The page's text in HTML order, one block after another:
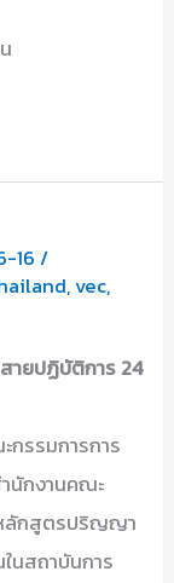
16/
,vec,
ายปฏิบัติการ 24
รรมการการ
นักงานคณะ
ลักสูตรปริญญา
นสถาบันการ